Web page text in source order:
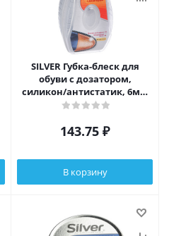
SILVER Губка-блеск для
обуви с дозатором,
силикон/антистатик, 6мл,
бесцветный, PS3007-03/2007-
143.75 ₽
В корзину